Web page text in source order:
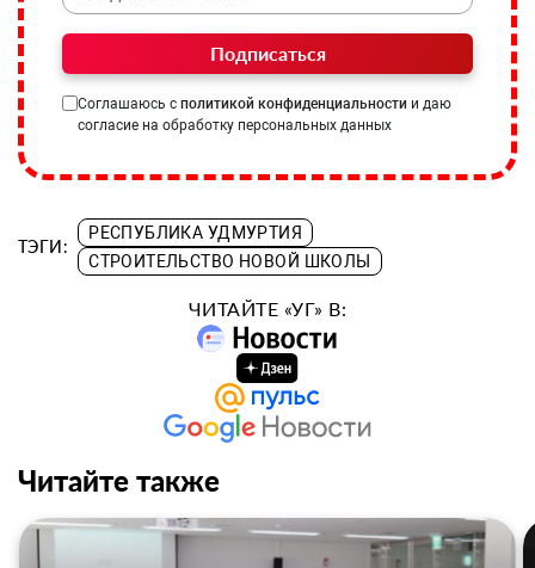
Подписаться
Соглашаюсь с политикой конфиденциальности и даю
согласие на обработку персональных данных
ТЭГИ:
РЕСПУБЛИКА УДМУРТИЯ
СТРОИТЕЛЬСТВО НОВОЙ ШКОЛЫ
ЧИТАЙТЕ «УГ» В:
Читайте также